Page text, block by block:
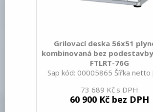
Grilovací deska 56x51
kombinovaná bez
FTLRT-76G
Sap kód: 00005865 Šířka netto
netto [mm]: 280 Hmotnost
60.00 Šířka brutto [mm]: 630
73 689 Kč
60 900 Kč bez DPH